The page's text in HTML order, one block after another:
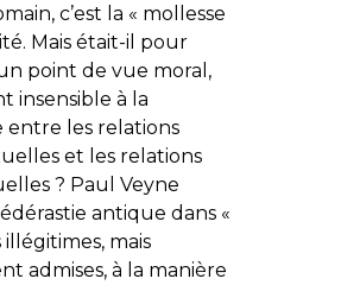
c’est la « mollesse
Mais était-il pour
point de vue moral,
insensible à la
entre les relations
et les relations
? Paul Veyne
antique dans «
illégitimes, mais
admises, à la manière